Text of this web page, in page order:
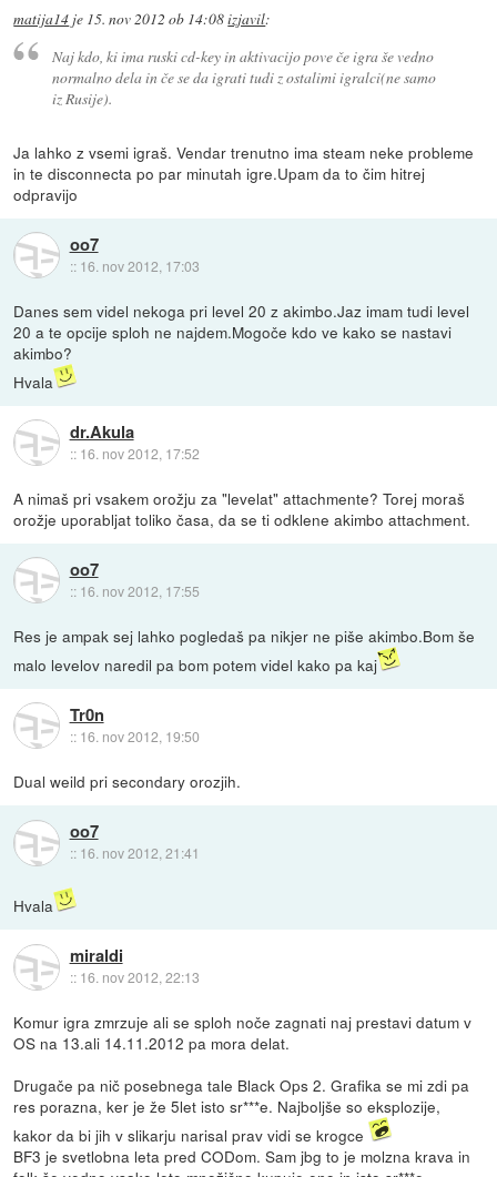
matija14 je 15. nov 2012 ob 14:08izjavil:
Naj kdo, ki ima ruski cd-key in aktivacijo pove če igra še vedno
normalno dela in če se da igrati tudi z ostalimi igralci(ne samo
iz Rusije).
Ja lahko z vsemi igraš. Vendar trenutno ima steam neke probleme
in te disconnecta po par minutah igre.Upam da to čim hitrej
odpravijo
oo7
:: 16. nov 2012, 17:03
Danes sem videl nekoga pri level 20 z akimbo.Jaz imam tudi level
20 a te opcije sploh ne najdem.Mogoče kdo ve kako se nastavi
akimbo?
Hvala
dr.Akula
:: 16. nov 2012, 17:52
A nimaš pri vsakem orožju za "levelat" attachmente? Torej moraš
orožje uporabljat toliko časa, da se ti odklene akimbo attachment.
oo7
:: 16. nov 2012, 17:55
Res je ampak sej lahko pogledaš pa nikjer ne piše akimbo.Bom še
malo levelov naredil pa bom potem videl kako pa kaj
Tr0n
:: 16. nov 2012, 19:50
Dual weild pri secondary orozjih.
oo7
:: 16. nov 2012, 21:41
Hvala
miraldi
:: 16. nov 2012, 22:13
Komur igra zmrzuje ali se sploh noče zagnati naj prestavi datum v
OS na 13.ali 14.11.2012 pa mora delat.
Drugače pa nič posebnega tale Black Ops 2. Grafika se mi zdi pa
res porazna, ker je že 5let isto sr***e. Najboljše so eksplozije,
kakor da bi jih v slikarju narisal prav vidi se krogce
BF3 je svetlobna leta pred CODom. Sam jbg to je molzna krava in